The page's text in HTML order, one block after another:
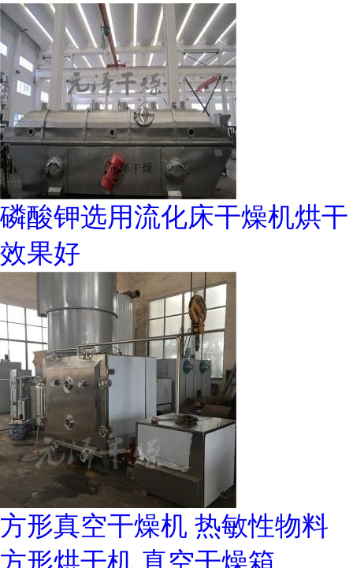
磷酸钾选用流化床干燥机烘干
效果好
方形真空干燥机 热敏性物料
方形烘干机 真空干燥箱